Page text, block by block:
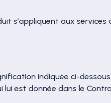
s'appliquent aux
indiquée ci-
est donnée dans le